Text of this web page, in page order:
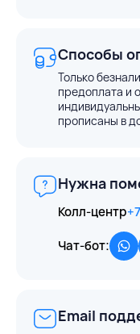
Способы
Только
предоплата и
прописаны в
Нужна
Колл-центр
Чат-бот:
Email